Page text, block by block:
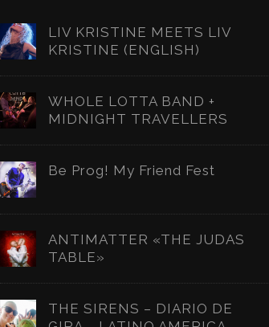
LIV KRISTINE MEETS LIV
KRISTINE (ENGLISH)
WHOLE LOTTA BAND +
MIDNIGHT TRAVELLERS
Be Prog! My Friend Fest
ANTIMATTER «THE JUDAS
TABLE»
THE SIRENS – DIARIO DE